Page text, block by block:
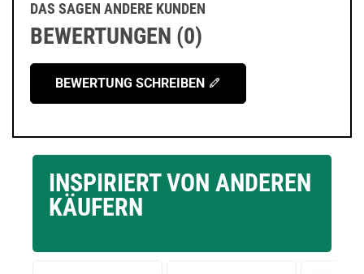
DAS SAGEN ANDERE KUNDEN
BEWERTUNGEN (0)
BEWERTUNG SCHREIBEN
INSPIRIERT VON ANDEREN
KÄUFERN